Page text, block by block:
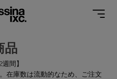
品
間】
在庫数は流動的なため、ご注文